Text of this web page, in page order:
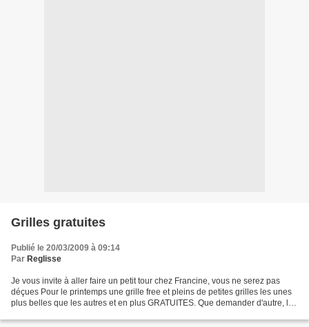
Grilles gratuites
Publié le 20/03/2009 à 09:14
Par Reglisse
Je vous invite à aller faire un petit tour chez Francine, vous ne serez pas
déçues Pour le printemps une grille free et pleins de petites grilles les unes
plus belles que les autres et en plus GRATUITES. Que demander d'autre, la